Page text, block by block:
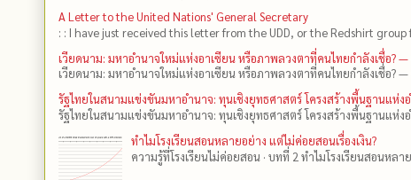
A Letter to the United Nations' General Secretary
: : I have just received this letter from the UDD, or the Redshirt
เวียดนาม: มหาอำนาจใหม่แห่งอาเซียน หรือภาพลวงตาที่คนไทยกำลังเชื่อ?
เวียดนาม: มหาอำนาจใหม่แห่งอาเซียน หรือภาพลวงตาที่คนไทยกำลังเชื่อ?
รัฐไทยในสนามแข่งขันมหาอำนาจ: ทุนเชิงยุทธศาสตร์ โครงสร้างพื้นฐานแห่
รัฐไทยในสนามแข่งขันมหาอำนาจ: ทุนเชิงยุทธศาสตร์ โครงสร้างพื้นฐานแห่
ทำไมโรงเรียนสอนหลายอย่าง แต่ไม่ค่อยสอนเรื่องเงิน?
ความรู้ที่โรงเรียนไม่ค่อยสอน · บทที่ 2 ทำไมโรงเรียนสอนหลา